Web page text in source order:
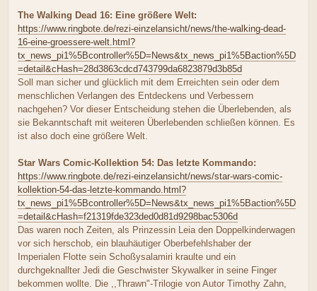
The Walking Dead 16: Eine größere Welt:
https://www.ringbote.de/rezi-einzelansicht/news/the-walking-dead-
16-eine-groessere-welt.html?
tx_news_pi1%5Bcontroller%5D=News&tx_news_pi1%5Baction%5D
=detail&cHash=28d3863cdcd743799da6823879d3b85d
Soll man sicher und glücklich mit dem Erreichten sein oder dem
menschlichen Verlangen des Entdeckens und Verbessern
nachgehen? Vor dieser Entscheidung stehen die Überlebenden, als
sie Bekanntschaft mit weiteren Überlebenden schließen können. Es
ist also doch eine größere Welt.
Star Wars Comic-Kollektion 54: Das letzte Kommando:
https://www.ringbote.de/rezi-einzelansicht/news/star-wars-comic-
kollektion-54-das-letzte-kommando.html?
tx_news_pi1%5Bcontroller%5D=News&tx_news_pi1%5Baction%5D
=detail&cHash=f21319fde323ded0d81d9298bac5306d
Das waren noch Zeiten, als Prinzessin Leia den Doppelkinderwagen
vor sich herschob, ein blauhäutiger Oberbefehlshaber der
Imperialen Flotte sein Schoßysalamiri kraulte und ein
durchgeknallter Jedi die Geschwister Skywalker in seine Finger
bekommen wollte. Die ,,Thrawn"-Trilogie von Autor Timothy Zahn,